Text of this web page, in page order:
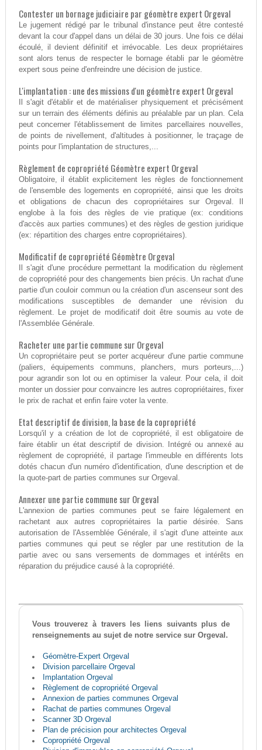
Contester un bornage judiciaire par géomètre expert Orgeval
Le jugement rédigé par le tribunal d'instance peut être contesté
devant la cour d'appel dans un délai de 30 jours. Une fois ce délai
écoulé, il devient définitif et irrévocable. Les deux propriétaires
sont alors tenus de respecter le bornage établi par le géomètre
expert sous peine d'enfreindre une décision de justice.
L'implantation : une des missions d'un géomètre expert Orgeval
Il s'agit d'établir et de matérialiser physiquement et précisément
sur un terrain des éléments définis au préalable par un plan. Cela
peut concerner l'établissement de limites parcellaires nouvelles,
de points de nivellement, d'altitudes à positionner, le traçage de
points pour l'implantation de structures,...
Règlement de copropriété Géomètre expert Orgeval
Obligatoire, il établit explicitement les règles de fonctionnement
de l'ensemble des logements en copropriété, ainsi que les droits
et obligations de chacun des copropriétaires sur Orgeval. Il
englobe à la fois des règles de vie pratique (ex: conditions
d'accès aux parties communes) et des règles de gestion juridique
(ex: répartition des charges entre copropriétaires).
Modificatif de copropriété Géomètre Orgeval
Il s'agit d'une procédure permettant la modification du règlement
de copropriété pour des changements bien précis. Un rachat d'une
partie d'un couloir commun ou la création d'un ascenseur sont des
modifications susceptibles de demander une révision du
règlement. Le projet de modificatif doit être soumis au vote de
l'Assemblée Générale.
Racheter une partie commune sur Orgeval
Un copropriétaire peut se porter acquéreur d'une partie commune
(paliers, équipements communs, planchers, murs porteurs,...)
pour agrandir son lot ou en optimiser la valeur. Pour cela, il doit
monter un dossier pour convaincre les autres copropriétaires, fixer
le prix de rachat et enfin faire voter la vente.
Etat descriptif de division, la base de la copropriété
Lorsqu'il y a création de lot de copropriété, il est obligatoire de
faire établir un état descriptif de division. Intégré ou annexé au
règlement de copropriété, il partage l'immeuble en différents lots
dotés chacun d'un numéro d'identification, d'une description et de
la quote-part de parties communes sur Orgeval.
Annexer une partie commune sur Orgeval
L'annexion de parties communes peut se faire légalement en
rachetant aux autres copropriétaires la partie désirée. Sans
autorisation de l'Assemblée Générale, il s'agit d'une atteinte aux
parties communes qui peut se régler par une restitution de la
partie avec ou sans versements de dommages et intérêts en
réparation du préjudice causé à la copropriété.
Vous trouverez à travers les liens suivants plus de
renseignements au sujet de notre service sur Orgeval.
Géomètre-Expert Orgeval
Division parcellaire Orgeval
Implantation Orgeval
Règlement de copropriété Orgeval
Annexion de parties communes Orgeval
Rachat de parties communes Orgeval
Scanner 3D Orgeval
Plan de précision pour architectes Orgeval
Copropriété Orgeval